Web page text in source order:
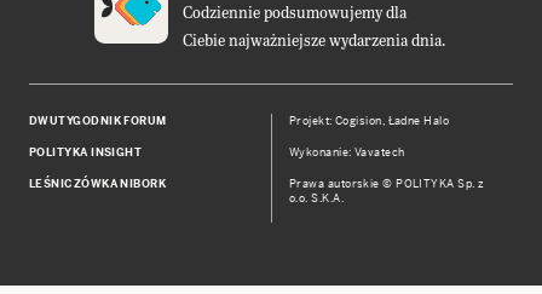
Codziennie podsumowujemy dla
Ciebie najważniejsze wydarzenia dnia.
DWUTYGODNIK FORUM
POLITYKA INSIGHT
LEŚNICZÓWKA NIBORK
Projekt:Cogision, Ładne Halo
Wykonanie: Vavatech
Prawa autorskie © POLITYKA Sp. z
o.o. S.K.A.